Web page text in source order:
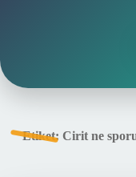
Etiket: Cirit ne